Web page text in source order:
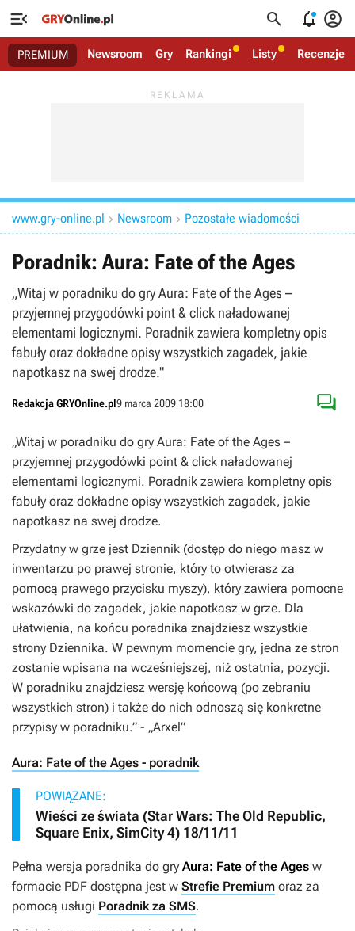
   
PREMIUM Newsroom Gry Rankingi Listy Recenzje
www.gry-online.pl  Newsroom  Pozostałe wiadomości
Poradnik: Aura: Fate of the Ages
„Witaj w poradniku do gry Aura: Fate of the Ages –
przyjemnej przygodówki point & click naładowanej
elementami logicznymi. Poradnik zawiera kompletny opis
fabuły oraz dokładne opisy wszystkich zagadek, jakie
napotkasz na swej drodze."
Redakcja GRYOnline.pl9 marca 2009 18:00 
„Witaj w poradniku do gry Aura: Fate of the Ages –
przyjemnej przygodówki point & click naładowanej
elementami logicznymi. Poradnik zawiera kompletny opis
fabuły oraz dokładne opisy wszystkich zagadek, jakie
napotkasz na swej drodze.
Przydatny w grze jest Dziennik (dostęp do niego masz w
inwentarzu po prawej stronie, który to otwierasz za
pomocą prawego przycisku myszy), który zawiera pomocne
wskazówki do zagadek, jakie napotkasz w grze. Dla
ułatwienia, na końcu poradnika znajdziesz wszystkie
strony Dziennika. W pewnym momencie gry, jedna ze stron
zostanie wpisana na wcześniejszej, niż ostatnia, pozycji.
W poradniku znajdziesz wersję końcową (po zebraniu
wszystkich stron) i także do nich odnoszą się konkretne
przypisy w poradniku.” - „Arxel”
Aura: Fate of the Ages - poradnik
POWIĄZANE:
Wieści ze świata (Star Wars: The Old Republic,
Square Enix, SimCity 4) 18/11/11
Pełna wersja poradnika do gry Aura: Fate of the Ages w
formacie PDF dostępna jest w Strefie Premium oraz za
pomocą usługi Poradnik za SMS.